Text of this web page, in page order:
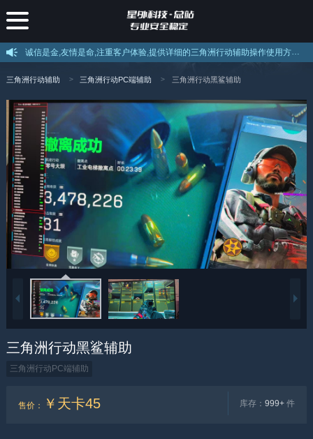
诚信是金,友情是命,注重客户体验,提供详细的三角洲行动辅助操作使用方法和售后服务,如果不会使用可以叫客服远程教你使用。
三角洲行动辅助 三角洲行动PC端辅助 三角洲行动黑鲨辅助
三角洲行动黑鲨辅助
三角洲行动PC端辅助
售价 ： ￥天卡45 库存： 999+件